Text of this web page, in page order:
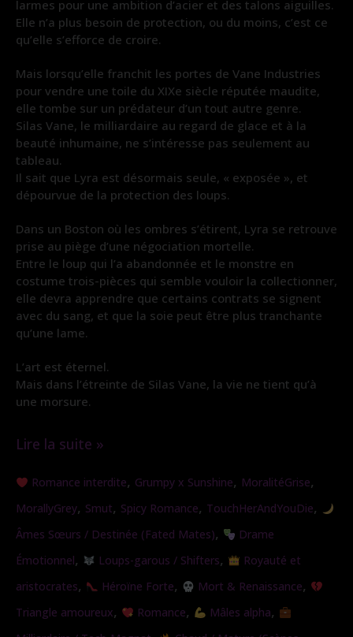
larmes pour une ambition d’acier et des talons aiguilles.
Elle n’a plus besoin de protection, ou du moins, c’est ce
qu’elle s’efforce de croire.
Mais lorsqu’elle franchit les portes de Vane Industries
pour vendre une toile du XIXe siècle réputée maudite,
elle tombe sur un prédateur d’un tout autre genre.
Silas Vane, le milliardaire au regard de glace et à la
beauté inhumaine, ne s’intéresse pas seulement au
tableau.
Il sait que Lyra est désormais seule, « exposée », et
dépourvue de la protection des loups.
Dans un Boston où les ombres s’étirent, Lyra se retrouve
prise au piège d’une négociation mortelle.
Entre le loup qui l’a abandonnée et le monstre en
costume trois-pièces qui semble vouloir la collectionner,
elle devra apprendre que certains contrats se signent
avec du sang, et que la soie peut être plus tranchante
qu’une lame.
L’art est éternel.
Mais dans l’étreinte de Silas Vane, la vie ne tient qu’à
une morsure.
Lire la suite »
Romance interdite, Grumpy x Sunshine, MoralitéGrise,
MorallyGrey, Smut, Spicy Romance, TouchHerAndYouDie,
Âmes Sœurs / Destinée (Fated Mates),
Drame
Émotionnel, Loups-garous / Shifters,
Royauté et
aristocrates, Héroïne Forte, Mort & Renaissance,
Triangle amoureux, Romance, Mâles alpha,